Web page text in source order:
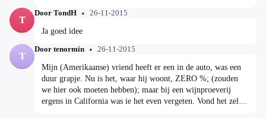
20:30 uur op NPO 1
T
Door TondH 26-11-2015
Ja goed idee
T
Door tenormin 26-11-2015
Mijn (Amerikaanse) vriend heeft er een in de auto, was een
duur grapje. Nu is het, waar hij woont, ZERO %; (zouden
we hier ook moeten hebben); maar bij een wijnproeverij
ergens in California was ie het even vergeten. Vond het zelf